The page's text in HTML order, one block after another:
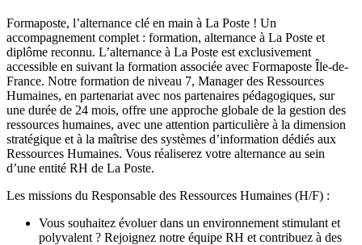
Formaposte, l’alternance clé en main à La Poste ! Un
accompagnement complet : formation, alternance à La Poste et
diplôme reconnu. L’alternance à La Poste est exclusivement
accessible en suivant la formation associée avec Formaposte Île-de-
France. Notre formation de niveau 7, Manager des Ressources
Humaines, en partenariat avec nos partenaires pédagogiques, sur
une durée de 24 mois, offre une approche globale de la gestion des
ressources humaines, avec une attention particulière à la dimension
stratégique et à la maîtrise des systèmes d’information dédiés aux
Ressources Humaines. Vous réaliserez votre alternance au sein
d’une entité RH de La Poste.
Les missions du Responsable des Ressources Humaines (H/F) :
Vous souhaitez évoluer dans un environnement stimulant et
polyvalent ? Rejoignez notre équipe RH et contribuez à des